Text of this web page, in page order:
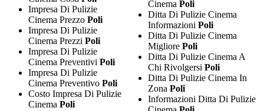
Impresa Di Pulizie
Cinema Prezzo Poli
Impresa Di Pulizie
Cinema Prezzi Poli
Impresa Di Pulizie
Cinema Preventivi Poli
Impresa Di Pulizie
Cinema Preventivo Poli
Costo Impresa Di Pulizie
Cinema Poli
CinemaPoli
Ditta Di Pulizie Cinema
InformazioniPoli
Ditta Di Pulizie Cinema
MigliorePoli
Ditta Di Pulizie Cinema A
Chi RivolgersiPoli
Ditta Di Pulizie Cinema In
ZonaPoli
Informazioni Ditta Di Pulizie